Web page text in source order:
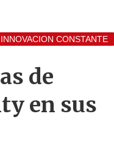
INNOVACION CONSTANTE
de
en sus